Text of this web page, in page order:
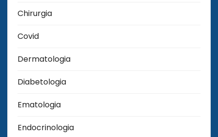
Chirurgia
Covid
Dermatologia
Diabetologia
Ematologia
Endocrinologia